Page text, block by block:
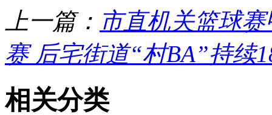
上一篇： 市直机关篮球
赛 后宅街道“村BA”持续
相关分类